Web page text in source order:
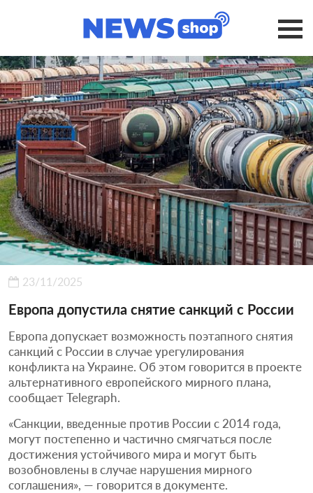
23/11/2025
Европа допустила снятие санкций с России
Европа допускает возможность поэтапного снятия
санкций с России в случае урегулирования
конфликта на Украине. Об этом говорится в проекте
альтернативного европейского мирного плана,
сообщает Telegraph.
«Санкции, введенные против России с 2014 года,
могут постепенно и частично смягчаться после
достижения устойчивого мира и могут быть
возобновлены в случае нарушения мирного
соглашения», — говорится в документе.